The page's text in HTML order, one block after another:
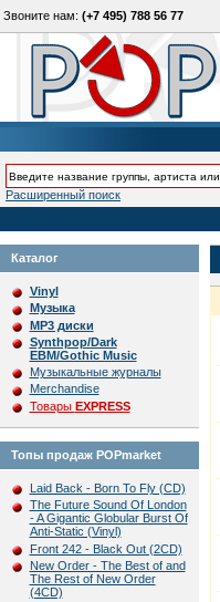
Звоните нам: (+7 495) 788 56 77
Расширенный поиск
Каталог
Vinyl
Музыка
MP3 диски
Synthpop/Dark
EBM/Gothic Music
Музыкальные журналы
Merchandise
Товары EXPRESS
Топы продаж POPmarket
Laid Back - Born To Fly (CD)
The Future Sound Of London
- A Gigantic Globular Burst Of
Anti-Static (Vinyl)
Front 242 - Black Out (2CD)
New Order - The Best of and
The Rest of New Order
(4CD)